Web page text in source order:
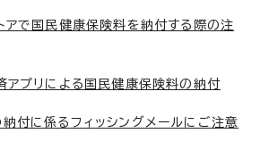
アで国民健康保険料を納付する際の注
アプリによる国民健康保険料の納付
付に係るフィッシングメールにご注意